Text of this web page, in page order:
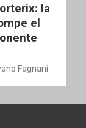
la
el
Fagnani